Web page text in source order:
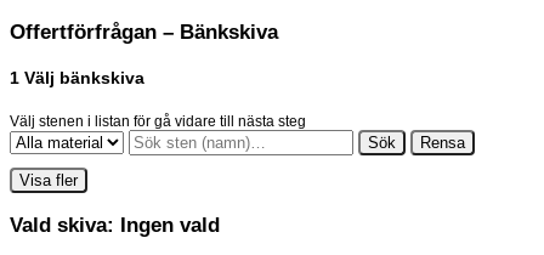
Offertförfrågan – Bänkskiva
1 Välj bänkskiva
Välj stenen i listan för gå vidare till nästa steg
Sök Rensa
Visa fler
Vald skiva: Ingen vald